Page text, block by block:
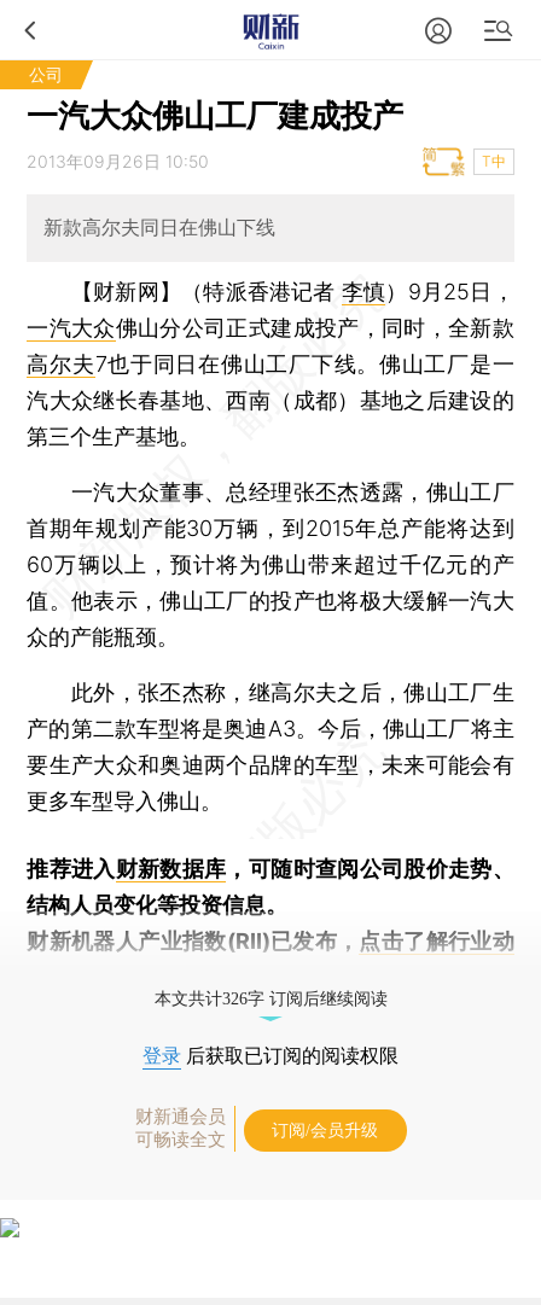
公司
一汽大众佛山工厂建成投产
2013年09月26日 10:50 T中
新款高尔夫同日在佛山下线
【财新网】（特派香港记者 李慎） 9月25日，
一汽大众佛山分公司正式建成投产，同时，全新款
高尔夫7也于同日在佛山工厂下线。佛山工厂是一
汽大众继长春基地、西南（成都）基地之后建设的
第三个生产基地。
一汽大众董事、总经理张丕杰透露，佛山工厂
首期年规划产能30万辆，到2015年总产能将达到
60万辆以上，预计将为佛山带来超过千亿元的产
值。他表示，佛山工厂的投产也将极大缓解一汽大
众的产能瓶颈。
此外，张丕杰称，继高尔夫之后，佛山工厂生
产的第二款车型将是奥迪A3。今后，佛山工厂将主
要生产大众和奥迪两个品牌的车型，未来可能会有
更多车型导入佛山。
推荐进入财新数据库 ，可随时查阅公司股价走势、
结构人员变化等投资信息。
财新机器人产业指数(RII)已发布， 点击了解行业动
本文共计326字 订阅后继续阅读
登录 后获取已订阅的阅读权限
财新通会员
可畅读全文
订阅/会员升级